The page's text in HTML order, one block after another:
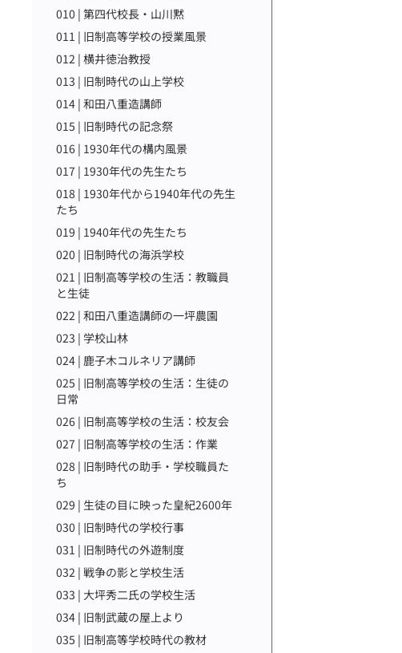
010 | 第四代校長・山川黙
011 | 旧制高等学校の授業風景
012 | 横井徳治教授
013 | 旧制時代の山上学校
014 | 和田八重造講師
015 | 旧制時代の記念祭
016 | 1930年代の構内風景
017 | 1930年代の先生たち
018 | 1930年代から1940年代の先生
たち
019 | 1940年代の先生たち
020 | 旧制時代の海浜学校
021 | 旧制高等学校の生活：教職員
と生徒
022 | 和田八重造講師の一坪農園
023 | 学校山林
024 | 鹿子木コルネリア講師
025 | 旧制高等学校の生活：生徒の
日常
026 | 旧制高等学校の生活：校友会
027 | 旧制高等学校の生活：作業
028 | 旧制時代の助手・学校職員た
ち
029 | 生徒の目に映った皇紀2600年
030 | 旧制時代の学校行事
031 | 旧制時代の外遊制度
032 | 戦争の影と学校生活
033 | 大坪秀二氏の学校生活
034 | 旧制武蔵の屋上より
035 | 旧制高等学校時代の教材